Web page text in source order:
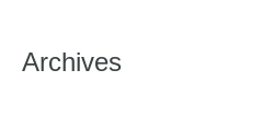
Archives